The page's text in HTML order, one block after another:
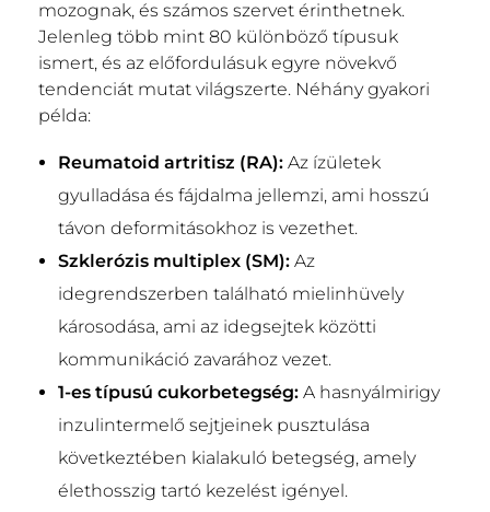
mozognak, és számos szervet érinthetnek.
Jelenleg több mint 80 különböző típusuk
ismert, és az előfordulásuk egyre növekvő
tendenciát mutat világszerte. Néhány gyakori
példa:
Reumatoid artritisz (RA):Az ízületek
gyulladása és fájdalma jellemzi, ami hosszú
távon deformitásokhoz is vezethet.
Szklerózis multiplex (SM):Az
idegrendszerben található mielinhüvely
károsodása, ami az idegsejtek közötti
kommunikáció zavarához vezet.
1-es típusú cukorbetegség:A hasnyálmirigy
inzulintermelő sejtjeinek pusztulása
következtében kialakuló betegség, amely
élethosszig tartó kezelést igényel.